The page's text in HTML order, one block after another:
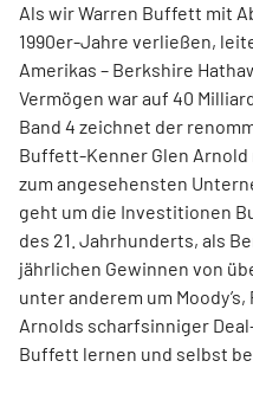
Als wir Warren Buffett mit
1990er-Jahre verließen,
Amerikas – Berkshire
Vermögen war auf 40
Band 4 zeichnet der
Buffett-Kenner Glen
zum angesehensten
geht um die Investitionen
des 21. Jahrhunderts, als
jährlichen Gewinnen von
unter anderem um
Arnolds scharfsinniger
Buffett lernen und selbst